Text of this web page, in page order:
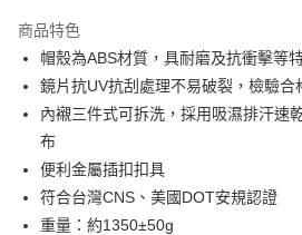
ATM付款
運送方式
全家取貨付款(安全帽一頂以上請選宅配)
每筆NT$60，滿NT$1,000(含以上)免運費
7-11取貨付款(安全帽一頂以上請選宅配)
商品特色
帽殼為ABS材質，具耐磨及抗衝擊等
鏡片抗UV抗刮處理不易破裂，檢驗合
內襯三件式可拆洗，採用吸濕排汗速
布
便利金屬插扣扣具
符合台灣CNS、美國DOT安規認證
重量：約1350±50g